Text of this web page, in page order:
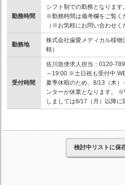
勤務時間
シフト制での勤務となります。
※勤務時間は備考欄をご覧く
（※お気軽にお問い合わせく
勤務地
株式会社歯愛メディカル様
轄）
受付時間
佐川急便求人担当：0120-
～19:00 ※土日祝も受付中
夏季休暇のため、8/13（木
ンターが休業となります。
しましては8/17（月）以降に
検討中リストに保